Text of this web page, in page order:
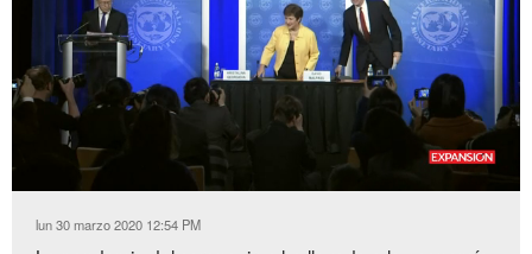
77.66%
lun 30 marzo 2020 12:54 PM